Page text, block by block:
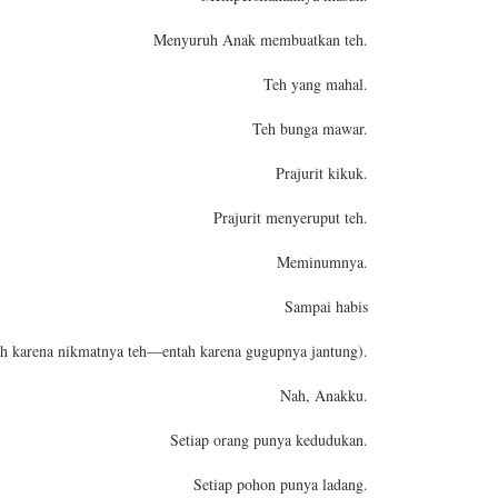
Menyuruh Anak membuatkan teh.
Teh yang mahal.
Teh bunga mawar.
Prajurit kikuk.
Prajurit menyeruput teh.
Meminumnya.
Sampai habis
karena nikmatnya teh—entah karena gugupnya jantung).
Nah, Anakku.
Setiap orang punya kedudukan.
Setiap pohon punya ladang.